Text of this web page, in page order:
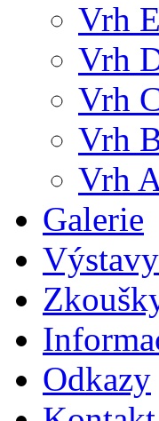
Vrh E
Vrh
Vrh
Vrh
Vrh
Galerie
Výstavy
Odkazy